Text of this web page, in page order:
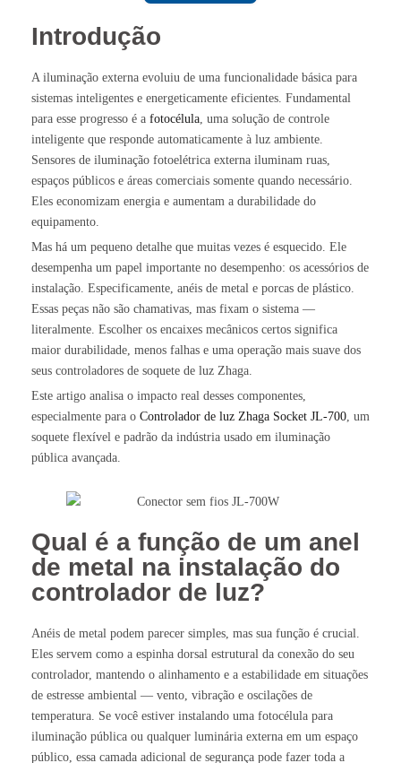
Introdução
A iluminação externa evoluiu de uma funcionalidade básica para
sistemas inteligentes e energeticamente eficientes. Fundamental
para esse progresso é a fotocélula , uma solução de controle
inteligente que responde automaticamente à luz ambiente.
Sensores de iluminação fotoelétrica externa iluminam ruas,
espaços públicos e áreas comerciais somente quando necessário.
Eles economizam energia e aumentam a durabilidade do
equipamento.
Mas há um pequeno detalhe que muitas vezes é esquecido. Ele
desempenha um papel importante no desempenho: os acessórios de
instalação. Especificamente, anéis de metal e porcas de plástico.
Essas peças não são chamativas, mas fixam o sistema —
literalmente. Escolher os encaixes mecânicos certos significa
maior durabilidade, menos falhas e uma operação mais suave dos
seus controladores de soquete de luz Zhaga.
Este artigo analisa o impacto real desses componentes,
especialmente para o Controlador de luz Zhaga Socket JL-700 , um
soquete flexível e padrão da indústria usado em iluminação
pública avançada.
Qual é a função de um anel
de metal na instalação do
controlador de luz?
Anéis de metal podem parecer simples, mas sua função é crucial.
Eles servem como a espinha dorsal estrutural da conexão do seu
controlador, mantendo o alinhamento e a estabilidade em situações
de estresse ambiental — vento, vibração e oscilações de
temperatura. Se você estiver instalando uma fotocélula para
iluminação pública ou qualquer luminária externa em um espaço
público, essa camada adicional de segurança pode fazer toda a